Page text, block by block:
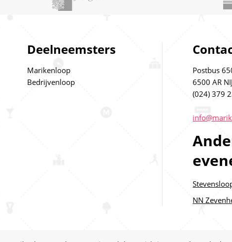
Deelneemsters
Marikenloop
Bedrijvenloop
Postbus
6500 AR
(024) 379
NN